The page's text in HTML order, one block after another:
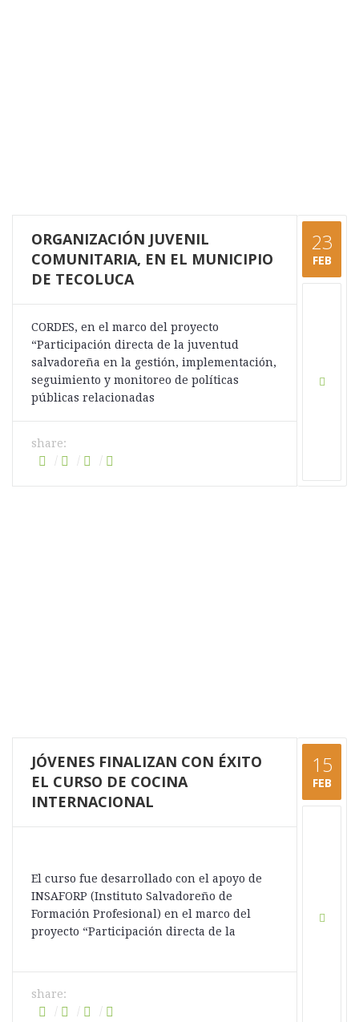
ORGANIZACIÓN JUVENIL
COMUNITARIA, EN EL MUNICIPIO
DE TECOLUCA
CORDES, en el marco del proyecto
“Participación directa de la juventud
salvadoreña en la gestión, implementación,
seguimiento y monitoreo de políticas
públicas relacionadas
share:
23
FEB
JÓVENES FINALIZAN CON ÉXITO
EL CURSO DE COCINA
INTERNACIONAL
El curso fue desarrollado con el apoyo de
INSAFORP (Instituto Salvadoreño de
Formación Profesional) en el marco del
proyecto “Participación directa de la
share:
15
FEB